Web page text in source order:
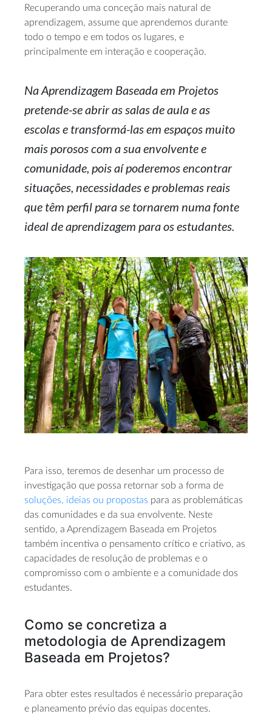
Recuperando uma conceção mais natural de
aprendizagem, assume que aprendemos durante
todo o tempo e em todos os lugares, e
principalmente em interação e cooperação.
Na Aprendizagem Baseada em Projetos
pretende-se abrir as salas de aula e as
escolas e transformá-las em espaços muito
mais porosos com a sua envolvente e
comunidade, pois aí poderemos encontrar
situações, necessidades e problemas reais
que têm perfil para se tornarem numa fonte
ideal de aprendizagem para os estudantes.
Para isso, teremos de desenhar um processo de
investigação que possa retornar sob a forma de
soluções, ideias ou propostas para as problemáticas
das comunidades e da sua envolvente. Neste
sentido, a Aprendizagem Baseada em Projetos
também incentiva o pensamento crítico e criativo, as
capacidades de resolução de problemas e o
compromisso com o ambiente e a comunidade dos
estudantes.
Como se concretiza a
metodologia de Aprendizagem
Baseada em Projetos?
Para obter estes resultados é necessário preparação
e planeamento prévio das equipas docentes.